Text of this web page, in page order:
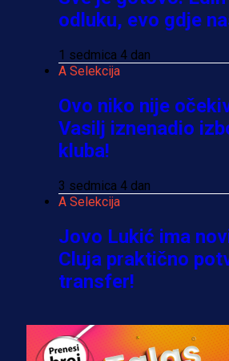
odluku, evo gdje
1 sedmica 4 dan
A Selekcija
Ovo niko nije
Vasilj iznenadio
kluba!
3 sedmica 4 dan
A Selekcija
Jovo Lukić ima
Cluja praktično
transfer!
A Selekcija